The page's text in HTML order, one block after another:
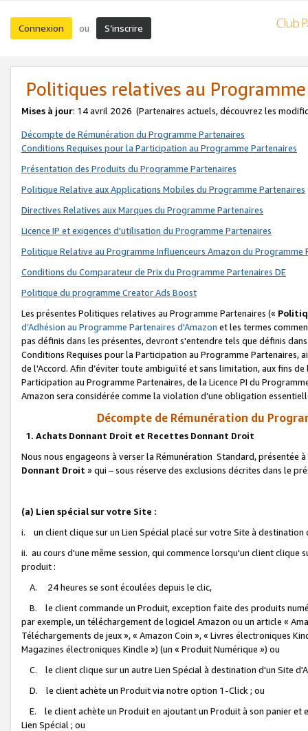
Connexion ou S’inscrire
Politiques relatives au
Mises à jour: 14 avril 2026 (Partenaires actuels, découvrez les
Décompte de Rémunération du Programme Partenaires
Conditions Requises pour la Participation au Programme Partenaires
Présentation des Produits du Programme Partenaires
Politique Relative aux Applications Mobiles du Programme Partenaires
Directives Relatives aux Marques du Programme Partenaires
Licence IP et exigences d'utilisation du Programme Partenaires
Politique Relative au Programme Influenceurs Amazon du Programme
Conditions du Comparateur de Prix du Programme Partenaires DE
Politique du programme Creator Ads Boost
Les présentes Politiques relatives au Programme Partenaires («
d’Adhésion au Programme Partenaires d'Amazon et les termes
pas définis dans les présentes, devront s'entendre tels que définis
Conditions Requises pour la Participation au Programme Partenaires,
de l'Accord. Afin d’éviter toute ambiguïté et sans limitation, aux fins
Participation au Programme Partenaires, de la Licence PI du
Amazon sera considérée comme la violation d’une obligation
Décompte de Rémunération du
1. Achats Donnant Droit et Recettes Donnant Droit
Nous nous engageons à verser la Rémunération Standard, présentée
Donnant Droit » qui – sous réserve des exclusions décrites dans le
(a) Lien spécial sur votre Site :
i. un client clique sur un Lien Spécial placé sur votre Site à destination
ii. au cours d'une même session, qui commence lorsqu'un client
produit :
A. 24 heures se sont écoulées depuis le clic,
B. le client commande un Produit, exception faite des produits
par exemple, un téléchargement de logiciel Amazon ou un article «
Téléchargements de jeux », « Amazon Coin », « Livres électroniques
Magazines électroniques Kindle ») (un « Produit Numérique ») ou
C. le client clique sur un autre Lien Spécial à destination d'un Site
D. le client achète un Produit via notre option 1-Click ; ou
E. le client achète un Produit en ajoutant un Produit à son panier et
Lien Spécial ; ou